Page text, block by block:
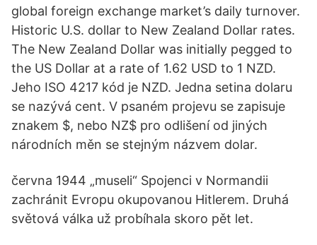
global foreign exchange market’s daily turnover.
Historic U.S. dollar to New Zealand Dollar rates.
The New Zealand Dollar was initially pegged to
the US Dollar at a rate of 1.62 USD to 1 NZD.
Jeho ISO 4217 kód je NZD. Jedna setina dolaru
se nazývá cent. V psaném projevu se zapisuje
znakem $, nebo NZ$ pro odlišení od jiných
národních měn se stejným názvem dolar.
června 1944 „museli“ Spojenci v Normandii
zachránit Evropu okupovanou Hitlerem. Druhá
světová válka už probíhala skoro pět let.